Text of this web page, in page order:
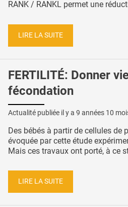
RANK / RANKL permet une
LIRE LA SUITE
FERTILITÉ: Donner
fécondation
Actualité publiée il y a 9 années 10
Des bébés à partir de cellules de
évoquée par cette étude
Mais ces travaux ont porté, à ce
LIRE LA SUITE